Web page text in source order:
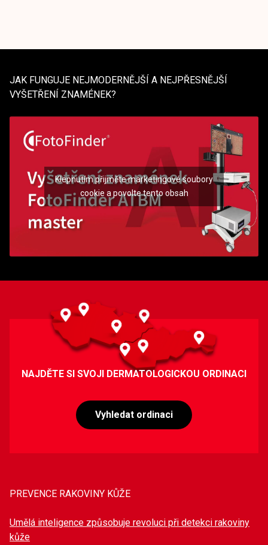
PREVENCE RAKOVINY KŮŽE
Umělá inteligence způsobuje revoluci při detekci rakoviny
kůže
NAJDĚTE SI SVOJI DERMATOLOGICKOU ORDINACI
Vyhledat ordinaci
JAK FUNGUJE NEJMODERNĚJŠÍ A NEJPŘESNĚJŠÍ
VYŠETŘENÍ ZNAMÉNEK?
Klepnutím přijměte marketingové soubory
cookie a povolte tento obsah